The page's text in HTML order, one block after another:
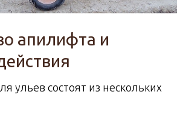
апилифта и
ульев состоят из нескольких